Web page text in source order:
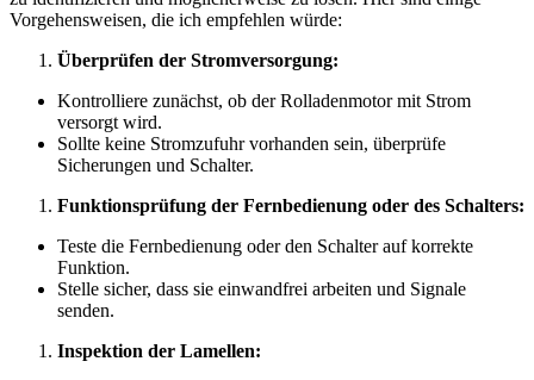
Vorgehensweisen, die ich empfehlen würde:
Überprüfen der Stromversorgung:
Kontrolliere zunächst, ob der Rolladenmotor mit Strom
versorgt wird.
Sollte keine Stromzufuhr vorhanden sein, überprüfe
Sicherungen und Schalter.
Funktionsprüfung der Fernbedienung oder des Schalters:
Teste die Fernbedienung oder den Schalter auf korrekte
Funktion.
Stelle sicher, dass sie einwandfrei arbeiten und Signale
senden.
Inspektion der Lamellen: